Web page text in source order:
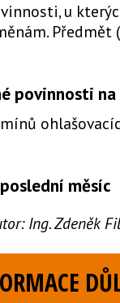
u
Předmět
povinnosti
měsíc
Ing. Zdeněk